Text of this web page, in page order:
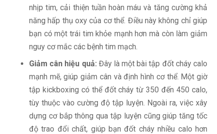
nhịp tim, cải thiện tuần hoàn máu và tăng cường khả
năng hấp thụ oxy của cơ thể. Điều này không chỉ giúp
bạn có một trái tim khỏe mạnh hơn mà còn làm giảm
nguy cơ mắc các bệnh tim mạch.
Giảm cân hiệu quả: Đây là một bài tập đốt cháy calo
mạnh mẽ, giúp giảm cân và định hình cơ thể. Một giờ
tập kickboxing có thể đốt cháy từ 350 đến 450 calo,
tùy thuộc vào cường độ tập luyện. Ngoài ra, việc xây
dựng cơ bắp thông qua tập luyện cũng giúp tăng tốc
độ trao đổi chất, giúp bạn đốt cháy nhiều calo hơn